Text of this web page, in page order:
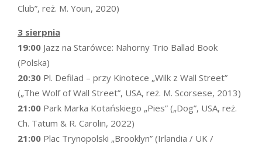
Club”, reż. M. Youn, 2020)
3 sierpnia
19:00 Jazz na Starówce: Nahorny Trio Ballad Book
(Polska)
20:30 Pl. Defilad – przy Kinotece „Wilk z Wall Street”
(„The Wolf of Wall Street”, USA, reż. M. Scorsese, 2013)
21:00 Park Marka Kotańskiego „Pies” („Dog”, USA, reż.
Ch. Tatum & R. Carolin, 2022)
21:00 Plac Trynopolski „Brooklyn” (Irlandia / UK /